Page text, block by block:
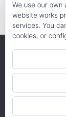
« març
We use our
website works
services. You
cookies, or